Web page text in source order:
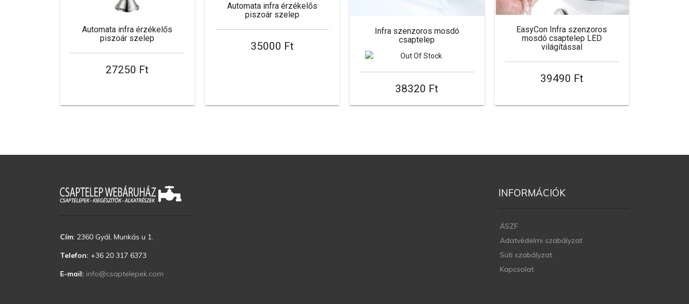
Automata infra érzékelős
piszoár szelep
27250 Ft
Automata infra érzékelős
piszoár szelep
35000 Ft
Infra szenzoros mosdó
csaptelep
38320 Ft
EasyCon Infra szenzoros
mosdó csaptelep LED
világítással
39490 Ft
Cím: 2360 Gyál, Munkás u 1.
Telefon: +36 20 317 6373
E-mail: info@csaptelepek.com
INFORMÁCIÓK
ÁSZF
Adatvédelmi szabályzat
Süti szabályzat
Kapcsolat